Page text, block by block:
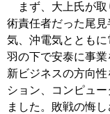
まず、大上氏が取
術責任者だった尾
気、沖電気ととも
羽の下で安泰に事業
新ビジネスの方向
ション、コンピュ
ました。敗戦の悔